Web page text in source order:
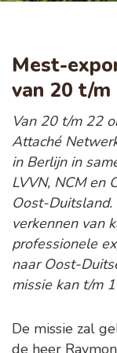
Mest-
van 20 t/
Van 20 t/m 22
Attaché
in Berlijn in
LVVN, NCM en
Oost-
verkennen van
professionele
naar Oost-
missie kan t/m
De missie zal
de heer